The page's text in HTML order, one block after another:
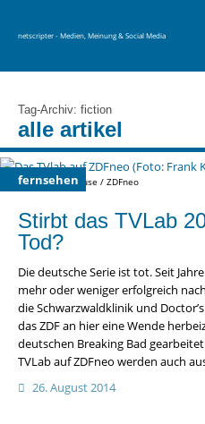
netscripter - Medien, Meinung & Social Media
Tag-Archiv: fiction
alle artikel
Foto: Frank Krause / ZDFneo
fernsehen
Stirbt das TVLab
Tod?
Die deutsche Serie ist tot. Seit
mehr oder weniger erfolgreich
die Schwarzwaldklinik und
das ZDF an hier eine Wende
deutschen Breaking Bad
TVLab auf ZDFneo werden auch
26. August 2014